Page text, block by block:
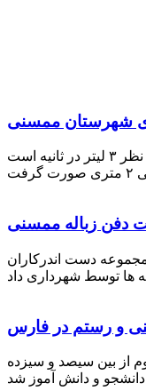
شهرستان ممسنی
احیای این قنات به گفته علیرضا ظهیر امامی رئیس کانون کارآفرینی فارس با بهره گیری از دانش و تجربه دکتر مرتضی تفتی پیشکسوت قنات های ایران انجام شد.دبی آب قنات مورد نظر ۳ لیتر در ثانیه است
دفن زباله ممسنی
دست اندرکاران
و رستم در فارس
از بین سیصد و سیزده